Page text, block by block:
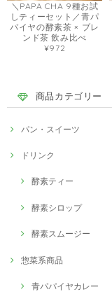
＼PAPA CHA 9種お試
しティーセット／青パ
パイヤの酵素茶 × ブレ
ンド茶 飲み比べ
¥972
商品カテゴリー
パン・スイーツ
ドリンク
酵素ティー
酵素シロップ
酵素スムージー
惣菜系商品
青パパイヤカレー